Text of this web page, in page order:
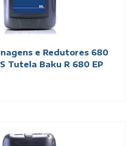
e Redutores 680
Tutela Baku R 680 EP